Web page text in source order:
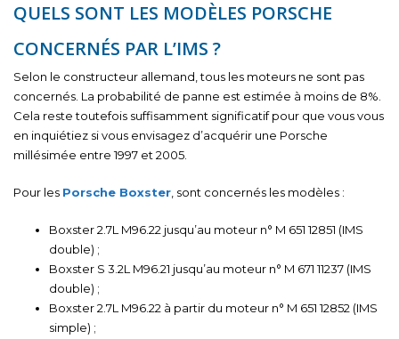
QUELS SONT LES MODÈLES PORSCHE
CONCERNÉS PAR L’IMS ?
Selon le constructeur allemand, tous les moteurs ne sont pas
concernés. La probabilité de panne est estimée à moins de 8%.
Cela reste toutefois suffisamment significatif pour que vous vous
en inquiétiez si vous envisagez d’acquérir une Porsche
millésimée entre 1997 et 2005.
Pour les Porsche Boxster , sont concernés les modèles :
Boxster 2.7L M96.22 jusqu’au moteur n° M 651 12851 (IMS
double) ;
Boxster S 3.2L M96.21 jusqu’au moteur n° M 671 11237 (IMS
double) ;
Boxster 2.7L M96.22 à partir du moteur n° M 651 12852 (IMS
simple) ;